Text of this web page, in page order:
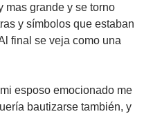
mas grande y se torno
y símbolos que estaban
final se veja como una
esposo emocionado me
bautizarse también, y